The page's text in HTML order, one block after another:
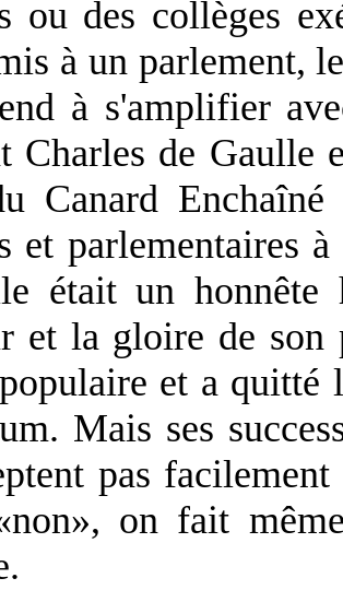
ou des collèges
à un parlement,
à s'amplifier
Charles de Gaulle
Canard Enchaîné
et parlementaires
était un
et la gloire de
et a quitté
Mais ses
pas
on fait